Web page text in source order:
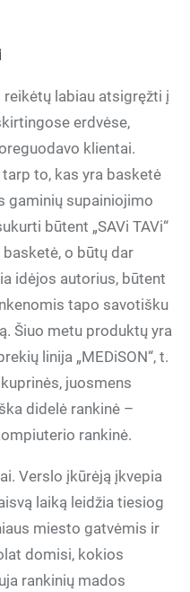
reikėtų labiau atsigręžti į
erdvėse,
klientai.
to, kas yra basketė
gaminių supainiojimo
būtent „SAVi TAVi“
o būtų dar
idėjos autorius, būtent
tapo savotišku
Šiuo metu produktų yra
linija „MEDiSON“, t.
juosmens
didelė rankinė –
rankinė.
Verslo įkūrėją įkvepia
laiką leidžia tiesiog
miesto gatvėmis ir
domisi, kokios
rankinių mados